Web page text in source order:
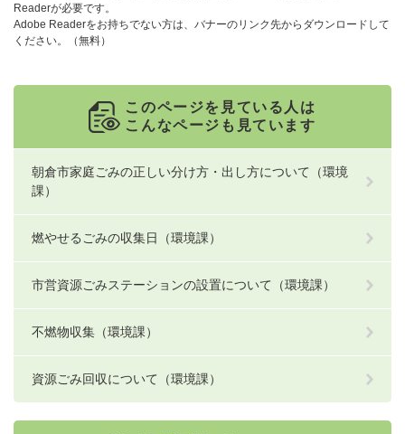
Readerが必要です。
Adobe Readerをお持ちでない方は、バナーのリンク先からダウンロードして
ください。（無料）
このページを見ている人は
こんなページも見ています
朝倉市家庭ごみの正しい分け方・出し方について（環境
課）
燃やせるごみの収集日（環境課）
市営資源ごみステーションの設置について（環境課）
不燃物収集（環境課）
資源ごみ回収について（環境課）